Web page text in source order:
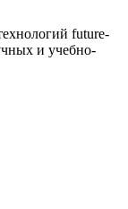
future-
и учебно-